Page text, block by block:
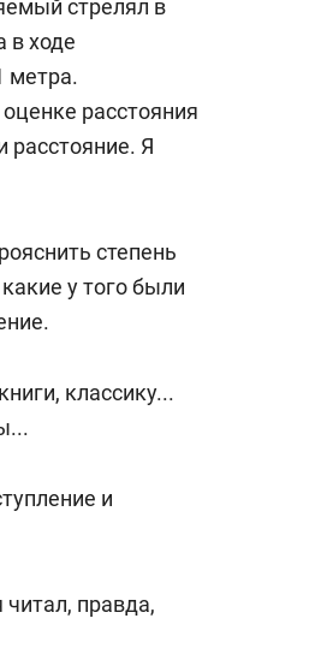
стрелял в
в ходе
метра.
расстояния
расстояние. Я
степень
у того были
классику...
и
правда,